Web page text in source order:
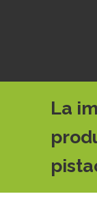
La